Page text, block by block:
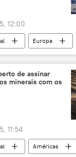
12:00
Europa
Putin
Friedrich Merz
Estados
de assinar
minerais com os
11:54
Américas